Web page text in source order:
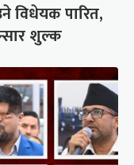
विधेयक पारित,
शुल्क